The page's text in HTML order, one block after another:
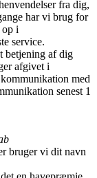
fra dig,
har vi brug for
i
service.
betjening af dig
afgivet i
med
senest 1
bruger vi dit navn